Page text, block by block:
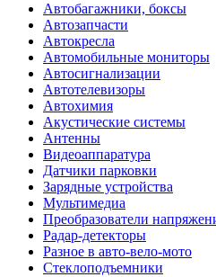
Автобагажники, боксы
Автозапчасти
Автокресла
Автомобильные мониторы
Автосигнализации
Автотелевизоры
Автохимия
Акустические системы
Антенны
Видеоаппаратура
Датчики парковки
Зарядные устройства
Мультимедиа
Преобразователи
Радар-детекторы
Разное в авто-вело-мото
Стеклоподъемники